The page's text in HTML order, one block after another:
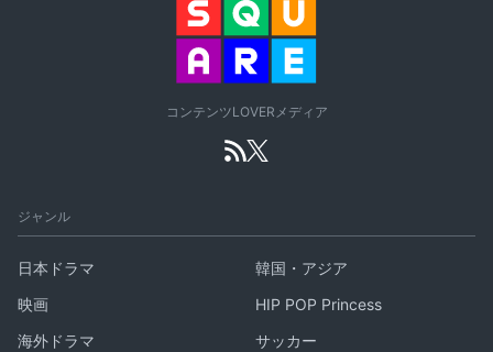
コンテンツLOVERメディア
ジャンル
日本ドラマ
韓国・アジア
映画
HIP POP Princess
海外ドラマ
サッカー